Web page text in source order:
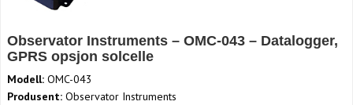
Observator Instruments – OMC-043 – Datalogger,
GPRS opsjon solcelle
Modell: OMC-043
Produsent: Observator Instruments